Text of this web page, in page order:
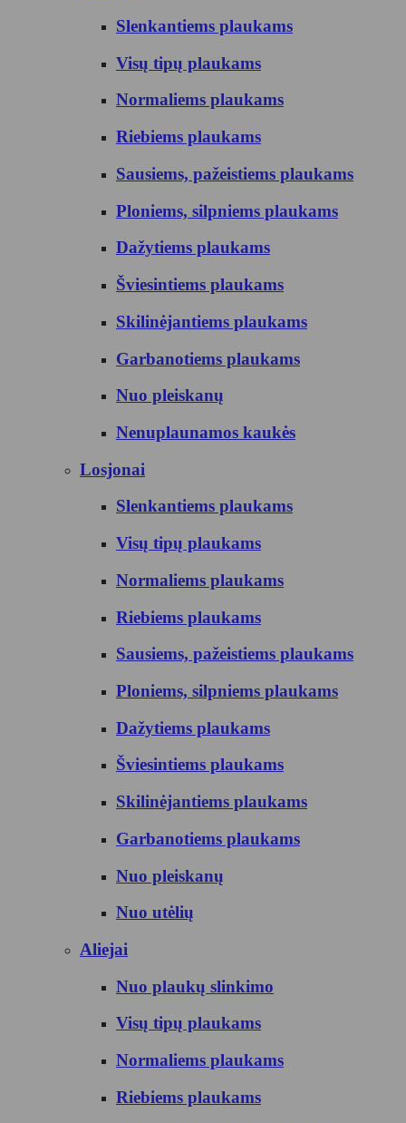
Slenkantiems plaukams
Visų tipų plaukams
Normaliems plaukams
Riebiems plaukams
Sausiems, pažeistiems plaukams
Ploniems, silpniems plaukams
Dažytiems plaukams
Šviesintiems plaukams
Skilinėjantiems plaukams
Garbanotiems plaukams
Nuo pleiskanų
Nenuplaunamos kaukės
Losjonai
Slenkantiems plaukams
Visų tipų plaukams
Normaliems plaukams
Riebiems plaukams
Sausiems, pažeistiems plaukams
Ploniems, silpniems plaukams
Dažytiems plaukams
Šviesintiems plaukams
Skilinėjantiems plaukams
Garbanotiems plaukams
Nuo pleiskanų
Nuo utėlių
Aliejai
Nuo plaukų slinkimo
Visų tipų plaukams
Normaliems plaukams
Riebiems plaukams